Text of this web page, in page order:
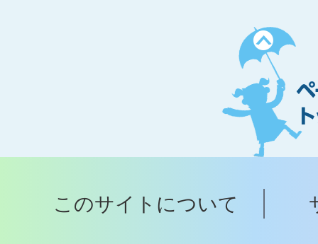
ペ
ー
ジ
ト
ッ
へ
このサイトについて